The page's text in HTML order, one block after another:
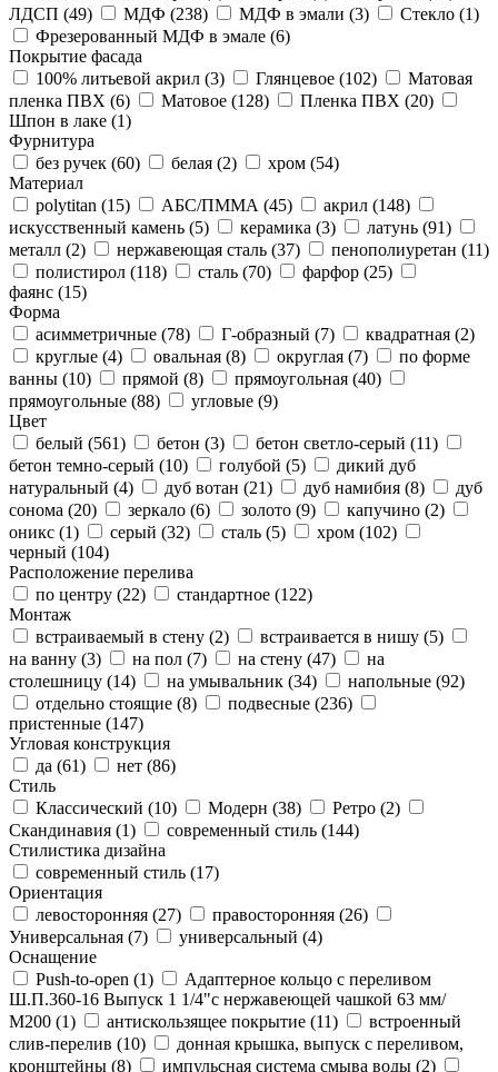
ЛДСП (49) МДФ (238) МДФ в эмали (3) Стекло (1)
Фрезерованный МДФ в эмале (6)
Покрытие фасада
100% литьевой акрил (3) Глянцевое (102)
Матовая
пленка ПВХ (6) Матовое (128) Пленка ПВХ (20)
Шпон в лаке (1)
Фурнитура
без ручек (60) белая (2) хром (54)
Материал
polytitan (15) АБС/ПММА (45) акрил (148)
искусственный камень (5) керамика (3) латунь (91)
металл (2) нержавеющая сталь (37) пенополиуретан (11)
полистирол (118) сталь (70) фарфор (25)
фаянс (15)
Форма
асимметричные (78) Г-образный (7) квадратная (2)
круглые (4) овальная (8) округлая (7)
по форме
ванны (10) прямой (8) прямоугольная (40)
прямоугольные (88) угловые (9)
Цвет
белый (561) бетон (3) бетон светло-серый (11)
бетон темно-серый (10) голубой (5)
дикий дуб
натуральный (4) дуб вотан (21) дуб намибия (8)
дуб
сонома (20) зеркало (6) золото (9) капучино (2)
оникс (1) серый (32) сталь (5) хром (102)
черный (104)
Расположение перелива
по центру (22) стандартное (122)
Монтаж
встраиваемый в стену (2) встраивается в нишу (5)
на ванну (3) на пол (7) на стену (47)
на
столешницу (14) на умывальник (34) напольные (92)
отдельно стоящие (8) подвесные (236)
пристенные (147)
Угловая конструкция
да (61) нет (86)
Стиль
Классический (10) Модерн (38) Ретро (2)
Скандинавия (1) современный стиль (144)
Стилистика дизайна
современный стиль (17)
Ориентация
левосторонняя (27) правосторонняя (26)
Универсальная (7) универсальный (4)
Оснащение
Push-to-open (1)
Адаптерное кольцо с переливом
Ш.П.360-16 Выпуск 1 1/4"с нержавеющей чашкой 63 мм/
М200 (1) антискользящее покрытие (11)
встроенный
слив-перелив (10)
донная крышка, выпуск с переливом,
кронштейны (8) импульсная система смыва воды (2)